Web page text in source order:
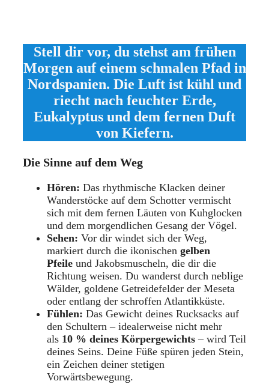
Stell dir vor, du stehst am frühen
Morgen auf einem schmalen Pfad in
Nordspanien. Die Luft ist kühl und
riecht nach feuchter Erde,
Eukalyptus und dem fernen Duft
von Kiefern.
Die Sinne auf dem Weg
Hören: Das rhythmische Klacken deiner
Wanderstöcke auf dem Schotter vermischt
sich mit dem fernen Läuten von Kuhglocken
und dem morgendlichen Gesang der Vögel.
Sehen: Vor dir windet sich der Weg,
markiert durch die ikonischen gelben
Pfeile und Jakobsmuscheln, die dir die
Richtung weisen. Du wanderst durch neblige
Wälder, goldene Getreidefelder der Meseta
oder entlang der schroffen Atlantikküste.
Fühlen: Das Gewicht deines Rucksacks auf
den Schultern – idealerweise nicht mehr
als 10 % deines Körpergewichts – wird Teil
deines Seins. Deine Füße spüren jeden Stein,
ein Zeichen deiner stetigen
Vorwärtsbewegung.